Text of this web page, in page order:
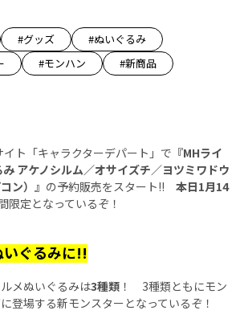
#グッズ
#ぬいぐるみ
#モンハン
#新商品
ト「キャラクターデパート」で 『MHライ
アケノシルム／オサイズチ／ヨツミワドウ
ン）』 の予約販売をスタート!! 本日1月14
限定となっているぞ！
ぐるみに!!
メぬいぐるみは3種類 ！ 3種類ともにモン
登場する新モンスターとなっているぞ！